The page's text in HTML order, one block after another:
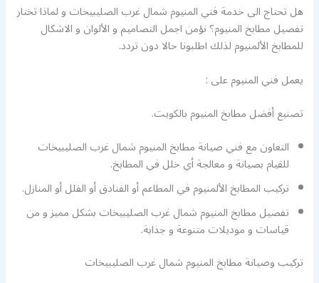
هل تحتاج الى خدمة فني المنيوم شمال غرب الصليبيخات و لماذا تختار
تفصيل مطابخ المنيوم؟ نؤمن اجمل التصاميم و الألوان و الاشكال
للمطابخ الألمنيوم لذلك اطلبونا حالا دون تردد.
يعمل فني المنيوم على :
تصنيع أفضل مطابخ المنيوم بالكويت.
التعاون مع فني صيانة مطابخ المنيوم شمال غرب الصليبيخات
للقيام بصيانة و معالجة أي خلل في المطابخ.
تركيب المطابخ الألمنيوم في المطاعم أو الفنادق أو الفلل أو المنازل.
تفصيل مطابخ المنيوم شمال غرب الصليبيخات بشكل مميز و من
قياسات و موديلات متنوعة و جذابة.
تركيب وصيانة مطابخ المنيوم شمال غرب الصليبيخات